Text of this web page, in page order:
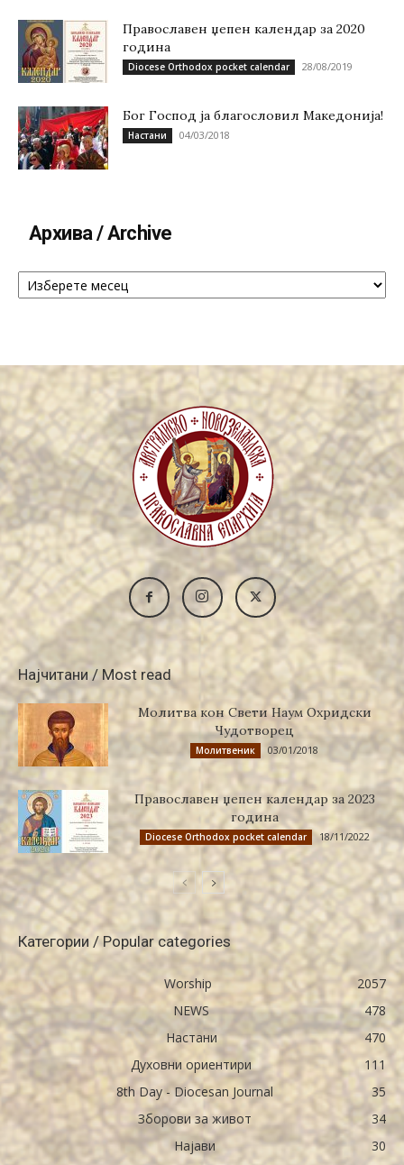
Православен џепен календар за 2020
година
Diocese Orthodox pocket calendar 28/08/2019
Бог Господ ја благословил Македонија!
Настани 04/03/2018
Архива / Archive
Архива
Најчитани / Most read
Молитва кон Свети Наум Охридски
Чудотворец
Молитвеник 03/01/2018
Православен џепен календар за 2023
година
Diocese Orthodox pocket calendar 18/11/2022
Категории / Popular categories
Worship
2057
NEWS
478
Настани
470
Духовни ориентири
111
8th Day - Diocesan Journal
35
Зборови за живот
34
Најави
30